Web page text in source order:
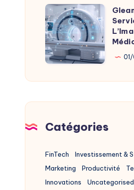
Alternatives
2025
Gleamer
:
L’IA
Au
Service
De
Catégories
FinTech Investissement &
Marketing
Productivité
Innovations
Uncategorised